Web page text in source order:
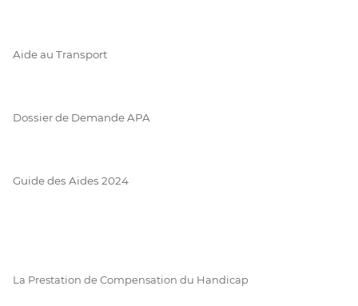
Aide au Transport
Dossier de Demande APA
Guide des Aides 2024
La Prestation de Compensation du Handicap